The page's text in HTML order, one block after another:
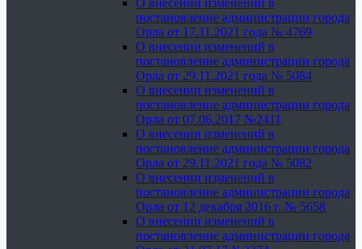
О внесении изменений в
постановление администрации города
Орла от 17.11.2021 года № 4769
О внесении изменений в
постановление администрации города
Орла от 29.11.2021 года № 5084
О внесении изменений в
постановление администрации города
Орла от 07.06.2017 №2411
О внесении изменений в
постановление администрации города
Орла от 29.11.2021 года № 5082
О внесении изменений в
постановление администрации города
Орла от 12 декабря 2016 г. № 5658
О внесении изменений в
постановление администрации города